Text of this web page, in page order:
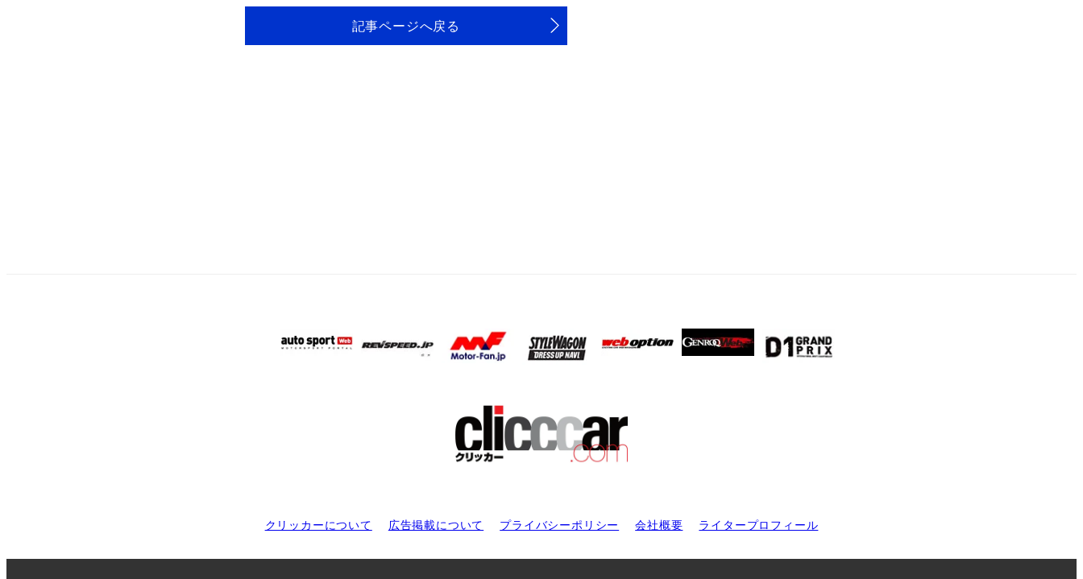
記事ページへ戻る
クリッカーについて 広告掲載について プライバシーポリシー 会社概要 ライタープロフィール